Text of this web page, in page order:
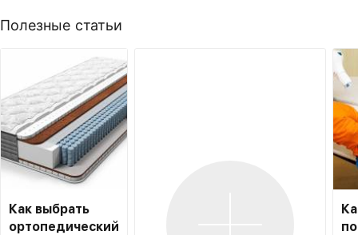
Полезные статьи
Как выбрать
ортопедический